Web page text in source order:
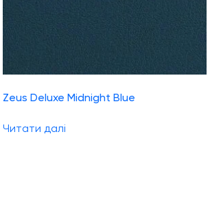
Zeus Deluxe Midnight Blue
Читати далі